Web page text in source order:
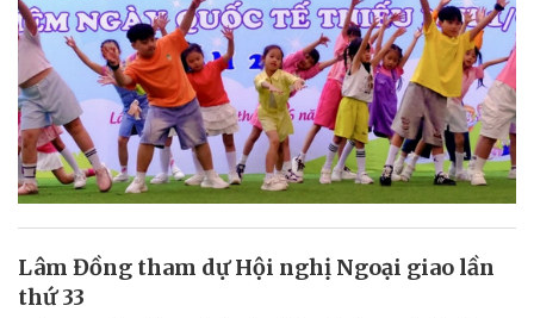
Lâm Đồng tham dự Hội nghị Ngoại giao lần
thứ 33